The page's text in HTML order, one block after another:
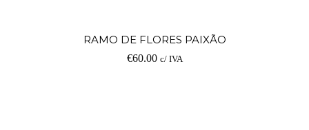
RAMO DE FLORES PAIXÃO
€60.00 c/ IVA